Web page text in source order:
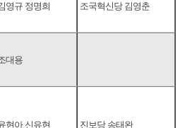
영규 정명희 조국혁신당 김영춘
대용
현아 신유현 진보당 송태완